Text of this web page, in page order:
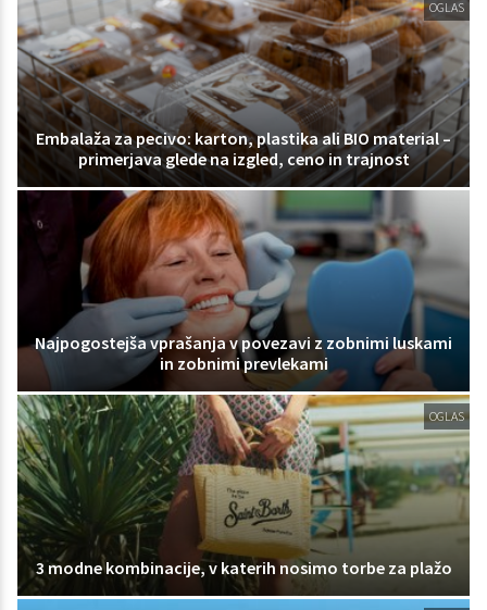
OGLAS
Embalaža za pecivo: karton, plastika ali BIO material –
primerjava glede na izgled, ceno in trajnost
Najpogostejša vprašanja v povezavi z zobnimi luskami
in zobnimi prevlekami
OGLAS
3 modne kombinacije, v katerih nosimo torbe za plažo